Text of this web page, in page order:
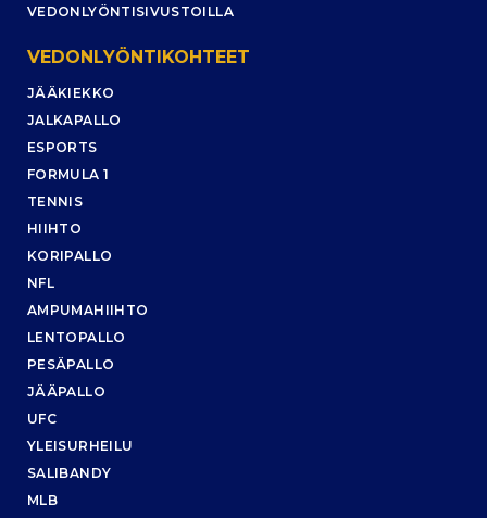
VEDONLYÖNTISIVUSTOILLA
VEDONLYÖNTIKOHTEET
JÄÄKIEKKO
JALKAPALLO
ESPORTS
FORMULA 1
TENNIS
HIIHTO
KORIPALLO
NFL
AMPUMAHIIHTO
LENTOPALLO
PESÄPALLO
JÄÄPALLO
UFC
YLEISURHEILU
SALIBANDY
MLB